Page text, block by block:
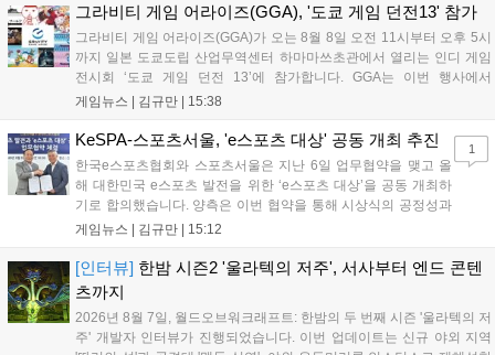
을 개선 중이며, 상세 정보는 스팀 페이지에서 확인 가능합니다....
그라비티 게임 어라이즈(GGA), '도쿄 게임 던전13' 참가
그라비티 게임 어라이즈(GGA)가 오는 8월 8일 오전 11시부터 오후 5시
까지 일본 도쿄도립 산업무역센터 하마마쓰초관에서 열리는 인디 게임
전시회 ‘도쿄 게임 던전 13’에 참가합니다. GGA는 이번 행사에서
‘JALECO ARCADE COLLECTION’ 시리즈의 미공개 작품 12종을 최초
입니다. 시연 참여 관람객에게는 선착순으로 특별 굿즈를 증정하며, 인
디 게임 생태계 활성화와 신규 타이틀 반응 확인을 목표로 합니다....
게임뉴스 | 김규만 15:38
KeSPA-스포츠서울, 'e스포츠 대상' 공동 개최 추진
한국e스포츠협회와 스포츠서울은 지난 6일 업무협약을 맺고 올
해 대한민국 e스포츠 발전을 위한 ‘e스포츠 대상’을 공동 개최하
기로 합의했습니다. 양측은 이번 협약을 통해 시상식의 공정성과
전문성을 강화하고 MZ세대를 겨냥한 미디어 영향력을 확대해 e
김영만 회장은 10년 만에 재추진되는 이번 시상식이 e스포츠의
성과와 가치를 널리 알리는 권위 있는 행사가 되도록 노력하겠다
고 밝혔습니다....
게임뉴스 | 김규만 15:12
1
[인터뷰] 한밤 시즌2 '울라텍의 저주', 서사부터 엔드 콘텐
츠까지
2026년 8월 7일, 월드오브워크래프트: 한밤의 두 번째 시즌 '울라텍의 저
주' 개발자 인터뷰가 진행되었습니다. 이번 업데이트는 신규 야외 지역